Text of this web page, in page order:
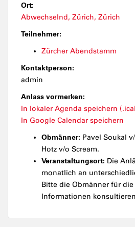
Ort:
Abwechselnd, Zürich, Zürich
Teilnehmer:
Zürcher Abendstamm
Kontaktperson:
admin
Anlass vormerken:
In lokaler Agenda speichern
In Google Calendar speichern
Obmänner: Pavel Soukal
Hotz v/o Scream.
Veranstaltungsort: Die
monatlich an
Bitte die Obmänner für
Informationen